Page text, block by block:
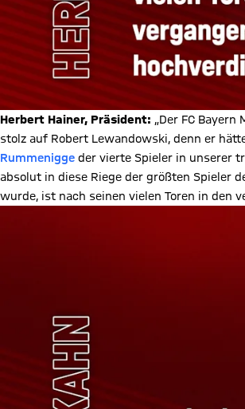
Herbert Hainer, Präsident: „Der FC
stolz auf Robert Lewandowski, denn er
Rummenigge der vierte Spieler in unserer
absolut in diese Riege der größten Spieler
wurde, ist nach seinen vielen Toren in den